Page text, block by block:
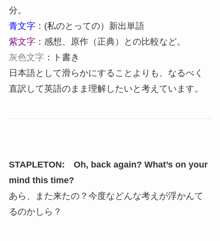
分。
青文字：(私のとっての）新出単語
紫文字：感想、原作（正典）との比較など。
灰色文字：ト書き
日本語として滑らかにすることよりも、なるべく
直訳して英語のまま理解したいと考えています。
STAPLETON: Oh, back again? What’s on your
mind this time?
あら、また来たの？今度などんな考えが浮かんて
るのかしら？